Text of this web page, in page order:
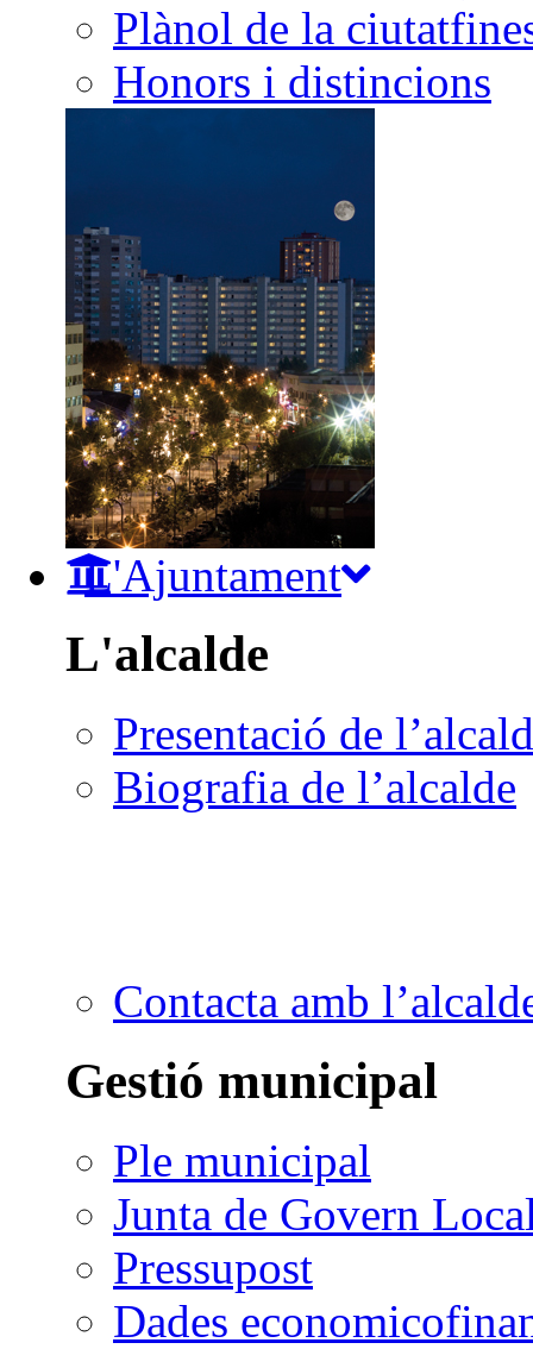
Plànol de la ciutat
Honors i distincions
L'Ajuntament
L'alcalde
Presentació de
Biografia de l’alcalde
Contacta amb
Gestió municipal
Ple municipal
Junta de Govern
Pressupost
Dades